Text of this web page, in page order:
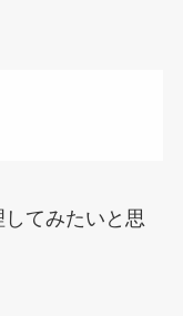
てみたいと思